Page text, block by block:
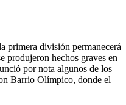
primera división permanecerá
produjeron hechos graves en
por nota algunos de los
Barrio Olímpico, donde el